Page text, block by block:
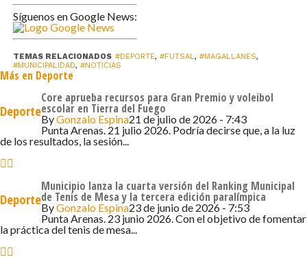
oportunidad de mostrarse y competir en instancias
mayores, con el respaldo de la Municipalidad y la
Por su parte, el director de la Fundación Municipal de
Deportes, Jonathan Mansilla, explicó que la competencia
se regirá por las bases establecidas por la Federación de
Fútbol y la ANFP para el campeonato interescolar
nacional. «Se jugará bajo reglamentación FIFA, en
por lado y un descanso de cinco minutos. Lo importante
es que está abierto a todos los establecimientos, ya sean
públicos, subvencionados o particulares», indicó.
Síguenos en Google News:
TEMAS RELACIONADOS #DEPORTE, #FUTSAL, #MAGALLANES,
#MUNICIPALIDAD, #NOTICIAS
Más en Deporte
Deporte
Core aprueba recursos para Gran Premio y voleibol
escolar en Tierra del Fuego
ByGonzalo Espina21 de julio de 2026 - 7:43
Punta Arenas. 21 julio 2026. Podría decirse que, a la luz
de los resultados, la sesión...
Deporte
Municipio lanza la cuarta versión del Ranking Municipal
de Tenis de Mesa y la tercera edición paralímpica
ByGonzalo Espina23 de junio de 2026 - 7:53
Punta Arenas. 23 junio 2026. Con el objetivo de fomentar
la práctica del tenis de mesa...